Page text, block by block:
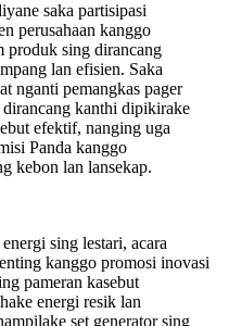
saka partisipasi
perusahaan kanggo
produk sing dirancang
lan efisien. Saka
nganti pemangkas pager
kanthi dipikirake
efektif, nanging uga
Panda kanggo
kebon lan lansekap.
sing lestari, acara
kanggo promosi inovasi
pameran kasebut
energi resik lan
set generator sing